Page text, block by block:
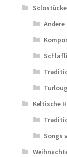
Keltische
Songs